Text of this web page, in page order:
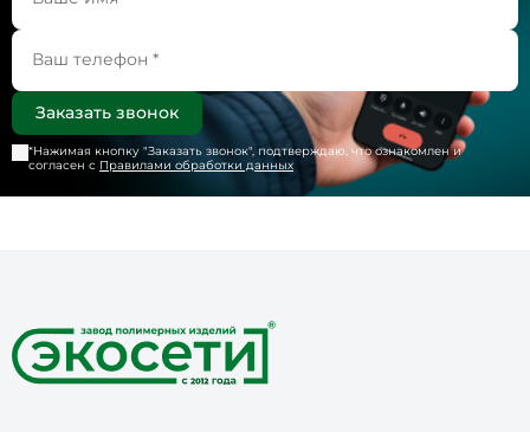
*Нажимая кнопку "Заказать звонок", подтверждаю, что ознакомлен и
согласен с Правилами обработки данных